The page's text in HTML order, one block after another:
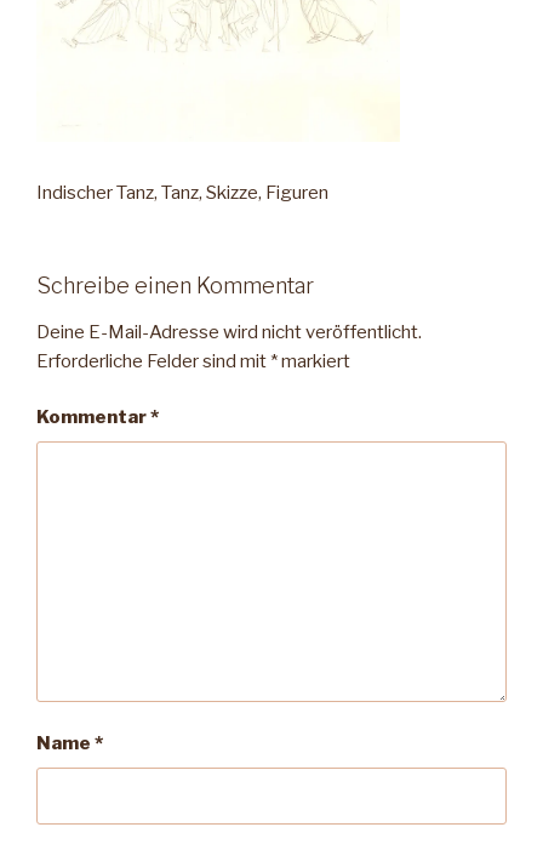
Indischer Tanz, Tanz, Skizze, Figuren
Schreibe einen Kommentar
Deine E-Mail-Adresse wird nicht veröffentlicht.
Erforderliche Felder sind mit *markiert
Kommentar*
Name *